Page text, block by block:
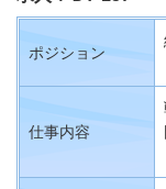
ポジション
仕事内容